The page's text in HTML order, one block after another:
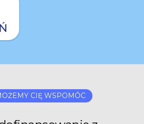
CIĘ WSPOMÓC